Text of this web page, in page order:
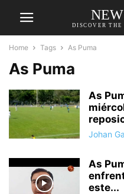
DISCOVER
Home Tags As Puma
As Puma
As
Johan
As
este...